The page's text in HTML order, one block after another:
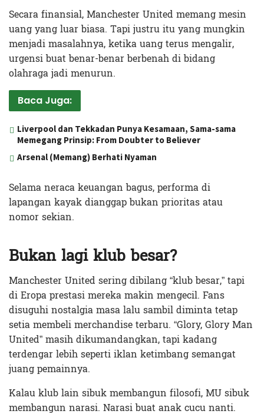
Secara finansial, Manchester United memang mesin
uang yang luar biasa. Tapi justru itu yang mungkin
menjadi masalahnya, ketika uang terus mengalir,
urgensi buat benar-benar berbenah di bidang
olahraga jadi menurun.
Baca Juga:
Liverpool dan Tekkadan Punya Kesamaan, Sama-sama
Memegang Prinsip: From Doubter to Believer
Arsenal (Memang) Berhati Nyaman
Selama neraca keuangan bagus, performa di
lapangan kayak dianggap bukan prioritas atau
nomor sekian.
Bukan lagi klub besar?
Manchester United sering dibilang “klub besar,” tapi
di Eropa prestasi mereka makin mengecil. Fans
disuguhi nostalgia masa lalu sambil diminta tetap
setia membeli merchandise terbaru. “Glory, Glory Man
United” masih dikumandangkan, tapi kadang
terdengar lebih seperti iklan ketimbang semangat
juang pemainnya.
Kalau klub lain sibuk membangun filosofi, MU sibuk
membangun narasi. Narasi buat anak cucu nanti.